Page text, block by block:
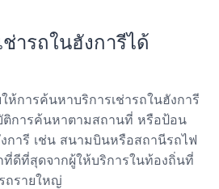
ารถในฮังการีได้
ห้การค้นหาบริการเช่ารถในฮังการี
ติการค้นหาตามสถานที่ หรือป้อน
ารี เช่น สนามบินหรือสถานีรถไฟ
ที่ดีที่สุดจากผู้ให้บริการในท้องถิ่นที่
ถรายใหญ่